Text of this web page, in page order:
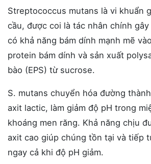
Streptococcus mutans là vi khuẩn
cầu, được coi là tác nhân chính
có khả năng bám dính mạnh mẽ
protein bám dính và sản xuất
bào (EPS) từ sucrose.
S. mutans chuyển hóa đường
axit lactic, làm giảm độ pH trong
khoáng men răng. Khả năng chịu
axit cao giúp chúng tồn tại và tiếp
ngay cả khi độ pH giảm.